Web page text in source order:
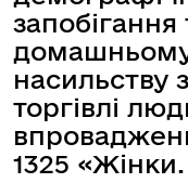
запобігання
насильству
торгівлі
1325